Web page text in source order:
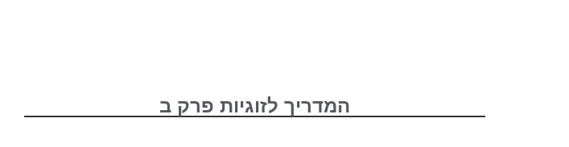
המדריך לזוגיות פרק ב